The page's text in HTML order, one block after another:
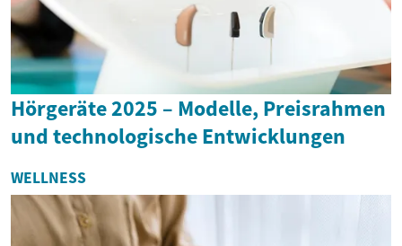
Hörgeräte 2025 – Modelle, Preisrahmen
und technologische Entwicklungen
WELLNESS